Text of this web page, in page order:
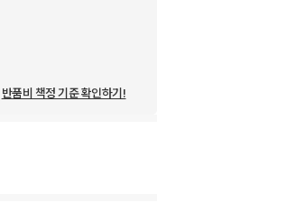
반품비 책정 기준 확인하기!